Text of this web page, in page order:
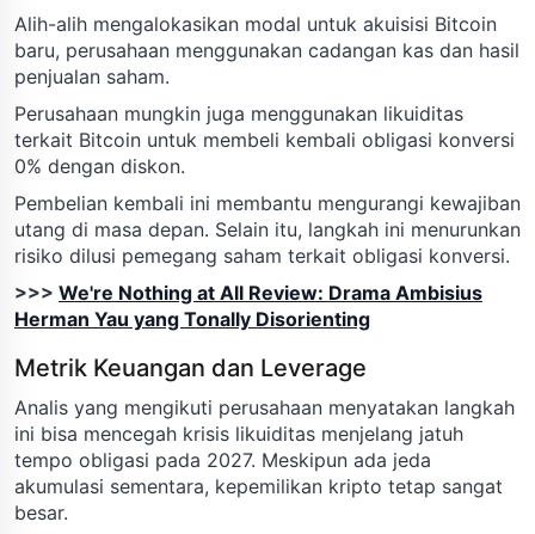
Alih-alih mengalokasikan modal untuk akuisisi Bitcoin
baru, perusahaan menggunakan cadangan kas dan hasil
penjualan saham.
Perusahaan mungkin juga menggunakan likuiditas
terkait Bitcoin untuk membeli kembali obligasi konversi
0% dengan diskon.
Pembelian kembali ini membantu mengurangi kewajiban
utang di masa depan. Selain itu, langkah ini menurunkan
risiko dilusi pemegang saham terkait obligasi konversi.
>>> We're Nothing at All Review: Drama Ambisius
Herman Yau yang Tonally Disorienting
Metrik Keuangan dan Leverage
Analis yang mengikuti perusahaan menyatakan langkah
ini bisa mencegah krisis likuiditas menjelang jatuh
tempo obligasi pada 2027. Meskipun ada jeda
akumulasi sementara, kepemilikan kripto tetap sangat
besar.